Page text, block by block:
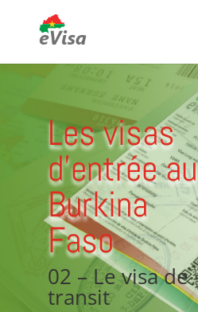
Les visas
d'entrée au
Burkina
Faso
02 – Le visa de
transit